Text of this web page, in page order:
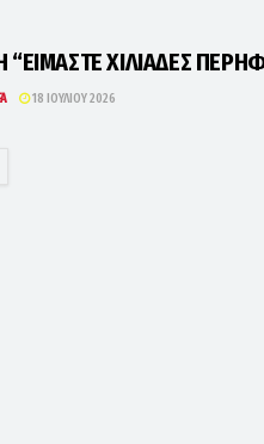
ΧΙΛΙΑΔΕΣ
18 ΙΟΥΛΊΟΥ 2026